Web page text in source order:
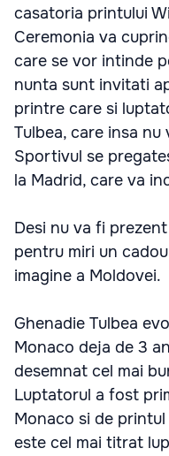
casatoria printului
Ceremonia va
care se vor intinde
nunta sunt invitati
printre care si
Tulbea, care insa
Sportivul se
la Madrid, care va
Desi nu va fi
pentru miri un
imagine a Moldovei.
Ghenadie Tulbea
Monaco deja de 3
desemnat cel mai
Luptatorul a fost
Monaco si de
este cel mai titrat